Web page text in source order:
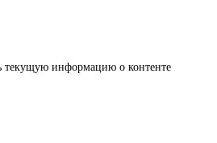
текущую информацию о контенте